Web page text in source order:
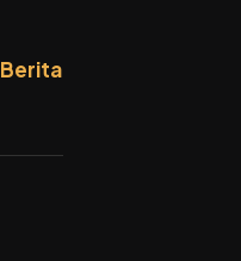
Berita